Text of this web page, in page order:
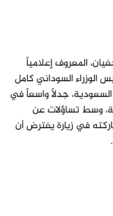
المعروف إعلامياً
الوزراء السوداني كامل
جدلاً واسعاً في
وسط تساؤلات عن
في زيارة يفترض أن